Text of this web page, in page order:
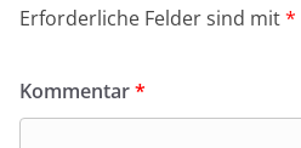
Erforderliche Felder sind mit*
Kommentar*